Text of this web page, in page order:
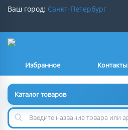
Ваш город: Санкт-Петербург
Нет Контакты
Избранное
Каталог товаров